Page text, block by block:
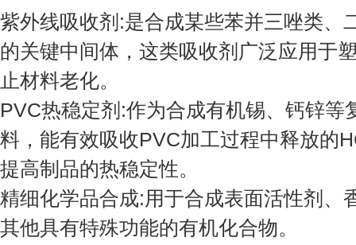
紫外线吸收剂:是合成某些苯并三唑类、
的关键中间体，这类吸收剂广泛应用于
止材料老化。
PVC热稳定剂:作为合成有机锡、钙锌等
料，能有效吸收PVC加工过程中释放的
提高制品的热稳定性。
精细化学品合成:用于合成表面活性剂、
其他具有特殊功能的有机化合物。